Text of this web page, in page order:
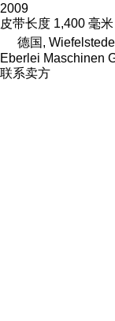
2009
皮带长度 1,400 毫米
德国, Wiefelstede
Eberlei Maschinen
联系卖方